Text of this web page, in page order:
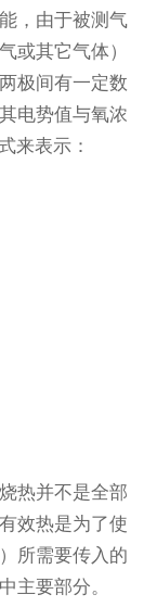
，由于被测气
或其它气体）
极间有一定数
电势值与氧浓
来表示：
热并不是全部
效热是为了使
所需要传入的
主要部分。